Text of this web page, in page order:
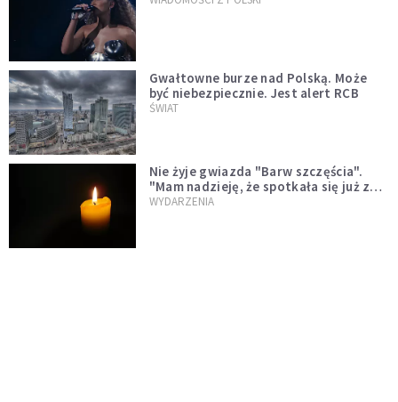
Gwałtowne burze nad Polską. Może
być niebezpiecznie. Jest alert RCB
ŚWIAT
Nie żyje gwiazda "Barw szczęścia".
"Mam nadzieję, że spotkała się już z
Bogiem, którego tak bardzo kochała"
WYDARZENIA